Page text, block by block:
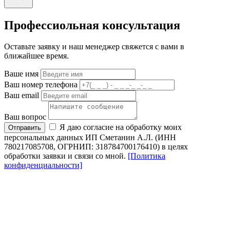
Профессиольная консультация
Оставьте заявку и наш менеджер свяжется с вами в
ближайшее время.
Ваше имя
Ваш номер телефона
Ваш email
Ваш вопрос
Отправить
Я даю согласие на обработку моих
персональных данных ИП Сметанин А.Л. (ИНН
780217085708, ОГРНИП: 318784700176410) в целях
обработки заявки и связи со мной. [Политика
конфиденциальности]